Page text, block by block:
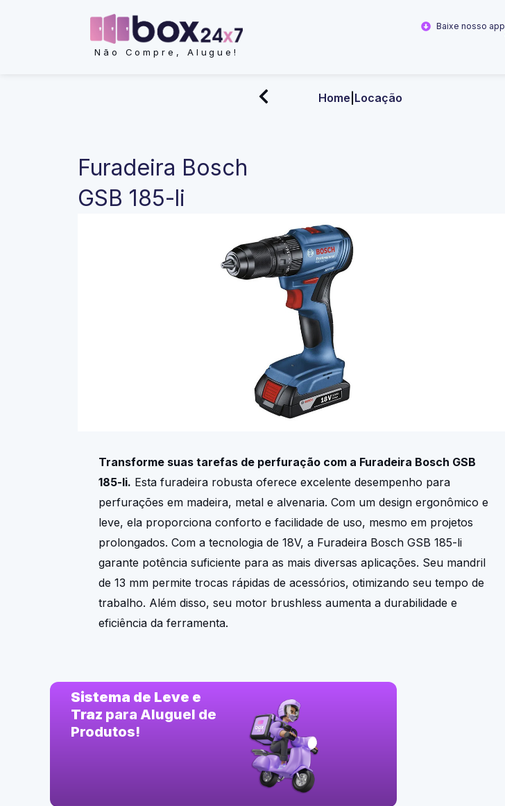
Não Compre, Alugue!
Baixe nosso app
Home Locação
Furadeira Bosch
GSB 185-li
Transforme suas tarefas de perfuração com a Furadeira Bosch GSB
185-li. Esta furadeira robusta oferece excelente desempenho para
perfurações em madeira, metal e alvenaria. Com um design ergonômico e
leve, ela proporciona conforto e facilidade de uso, mesmo em projetos
prolongados. Com a tecnologia de 18V, a Furadeira Bosch GSB 185-li
garante potência suficiente para as mais diversas aplicações. Seu mandril
de 13 mm permite trocas rápidas de acessórios, otimizando seu tempo de
trabalho. Além disso, seu motor brushless aumenta a durabilidade e
eficiência da ferramenta.
Sistema de Leve e
Traz para Aluguel de
Produtos!